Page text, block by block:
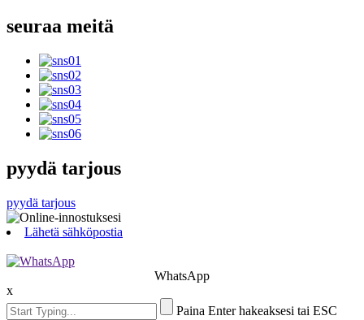
seuraa meitä
pyydä tarjous
pyydä tarjous
Lähetä sähköpostia
WhatsApp
x
Paina Enter hakeaksesi tai ESC